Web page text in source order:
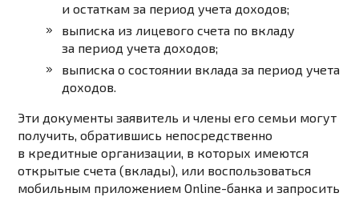
и остаткам за период учета доходов;
выписка из лицевого счета по вкладу
за период учета доходов;
выписка о состоянии вклада за период учета
доходов.
Эти документы заявитель и члены его семьи могут
получить, обратившись непосредственно
в кредитные организации, в которых имеются
открытые счета (вклады), или воспользоваться
мобильным приложением Online-банка и запросить